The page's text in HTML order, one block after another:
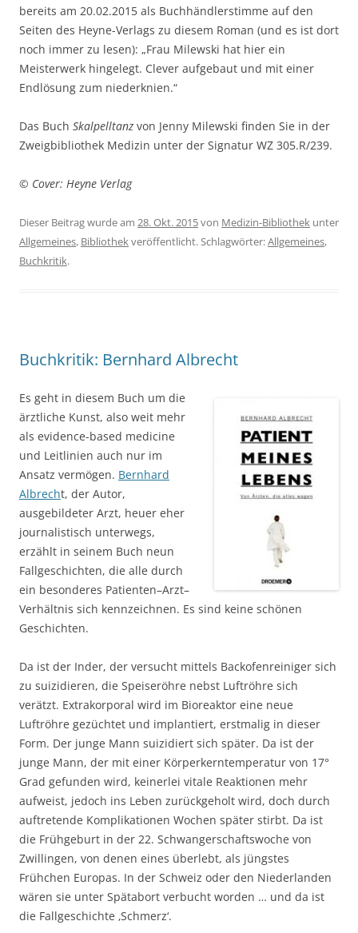
bereits am 20.02.2015 als Buchhändlerstimme auf den
Seiten des Heyne-Verlags zu diesem Roman (und es ist dort
noch immer zu lesen): „Frau Milewski hat hier ein
Meisterwerk hingelegt. Clever aufgebaut und mit einer
Endlösung zum niederknien.“
Das Buch Skalpelltanz von Jenny Milewski finden Sie in der
Zweigbibliothek Medizin unter der Signatur WZ 305.R/239.
© Cover: Heyne Verlag
Dieser Beitrag wurde am 28. Okt. 2015von Medizin-Bibliothek unter
Allgemeines, Bibliothekveröffentlicht. Schlagwörter:Allgemeines,
Buchkritik.
Buchkritik: Bernhard Albrecht
Es geht in diesem Buch um die
ärztliche Kunst, also weit mehr
als evidence-based medicine
und Leitlinien auch nur im
Ansatz vermögen. Bernhard
Albrecht, der Autor,
ausgebildeter Arzt, heuer eher
journalistisch unterwegs,
erzählt in seinem Buch neun
Fallgeschichten, die alle durch
ein besonderes Patienten–Arzt–
Verhältnis sich kennzeichnen. Es sind keine schönen
Geschichten.
Da ist der Inder, der versucht mittels Backofenreiniger sich
zu suizidieren, die Speiseröhre nebst Luftröhre sich
verätzt. Extrakorporal wird im Bioreaktor eine neue
Luftröhre gezüchtet und implantiert, erstmalig in dieser
Form. Der junge Mann suizidiert sich später. Da ist der
junge Mann, der mit einer Körperkerntemperatur von 17°
Grad gefunden wird, keinerlei vitale Reaktionen mehr
aufweist, jedoch ins Leben zurückgeholt wird, doch durch
auftretende Komplikationen Wochen später stirbt. Da ist
die Frühgeburt in der 22. Schwangerschaftswoche von
Zwillingen, von denen eines überlebt, als jüngstes
Frühchen Europas. In der Schweiz oder den Niederlanden
wären sie unter Spätabort verbucht worden … und da ist
die Fallgeschichte ‚Schmerz‘.